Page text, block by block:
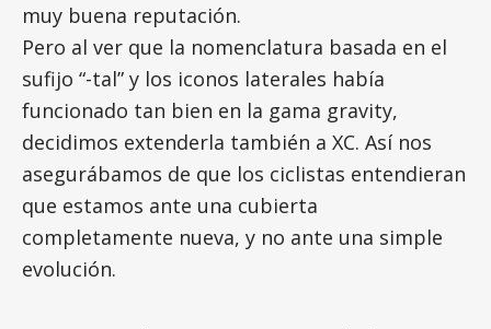
muy buena reputación.
Pero al ver que la nomenclatura basada en el
sufijo “-tal” y los iconos laterales había
funcionado tan bien en la gama gravity,
decidimos extenderla también a XC. Así nos
asegurábamos de que los ciclistas entendieran
que estamos ante una cubierta
completamente nueva, y no ante una simple
evolución.